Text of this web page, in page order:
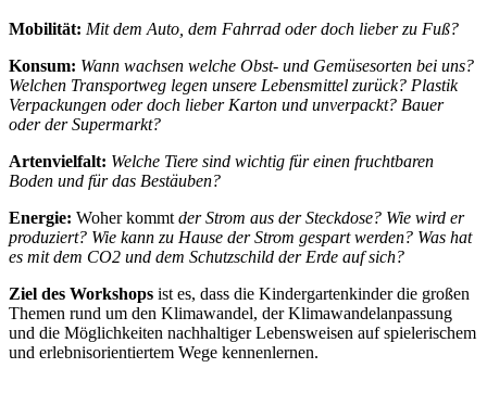
Mobilität: Mit dem Auto, dem Fahrrad oder doch lieber zu Fuß?
Konsum: Wann wachsen welche Obst- und Gemüsesorten bei uns?
Welchen Transportweg legen unsere Lebensmittel zurück? Plastik
Verpackungen oder doch lieber Karton und unverpackt? Bauer
oder der Supermarkt?
Artenvielfalt: Welche Tiere sind wichtig für einen fruchtbaren
Boden und für das Bestäuben?
Energie: Woher kommt der Strom aus der Steckdose? Wie wird er
produziert? Wie kann zu Hause der Strom gespart werden? Was hat
es mit dem CO2 und dem Schutzschild der Erde auf sich?
Ziel des Workshops ist es, dass die Kindergartenkinder die großen
Themen rund um den Klimawandel, der Klimawandelanpassung
und die Möglichkeiten nachhaltiger Lebensweisen auf spielerischem
und erlebnisorientiertem Wege kennenlernen.